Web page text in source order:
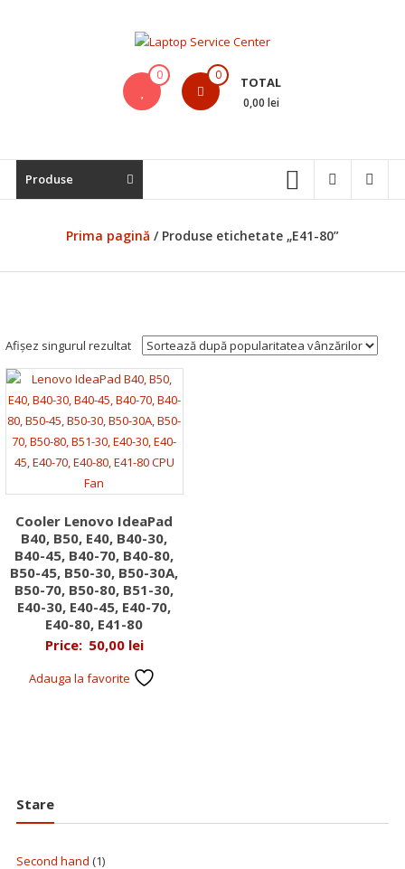
Bistrita,
Service
Laptop,
Notebook-
Macbook-
uri
0 0 TOTAL
0,00 lei
Produse
Prima pagină / Produse etichetate „E41-80”
Afișez singurul rezultat
Cooler Lenovo IdeaPad
B40, B50, E40, B40-30,
B40-45, B40-70, B40-80,
B50-45, B50-30, B50-30A,
B50-70, B50-80, B51-30,
E40-30, E40-45, E40-70,
E40-80, E41-80
Price: 50,00 lei
Adauga la favorite
Stare
Second hand (1)